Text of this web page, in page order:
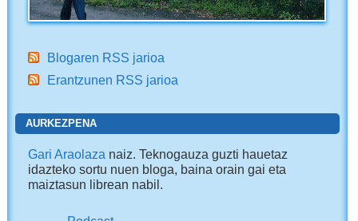
Blogaren RSS jarioa
Erantzunen RSS jarioa
AURKEZPENA
Gari Araolaza naiz. Teknogauza guzti hauetaz
idazteko sortu nuen bloga, baina orain gai eta
maiztasun librean nabil.